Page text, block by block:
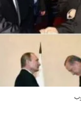
لأردوغان
مغلقة